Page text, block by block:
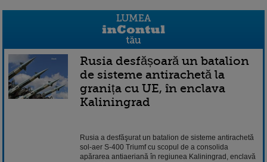
Rusia desfășoară un batalion
de sisteme antirachetă la
granița cu UE, în enclava
Kaliningrad
Rusia a desfăşurat un batalion de sisteme antirachetă
sol-aer S-400 Triumf cu scopul de a consolida
apărarea antiaeriană în regiunea Kaliningrad, enclavă